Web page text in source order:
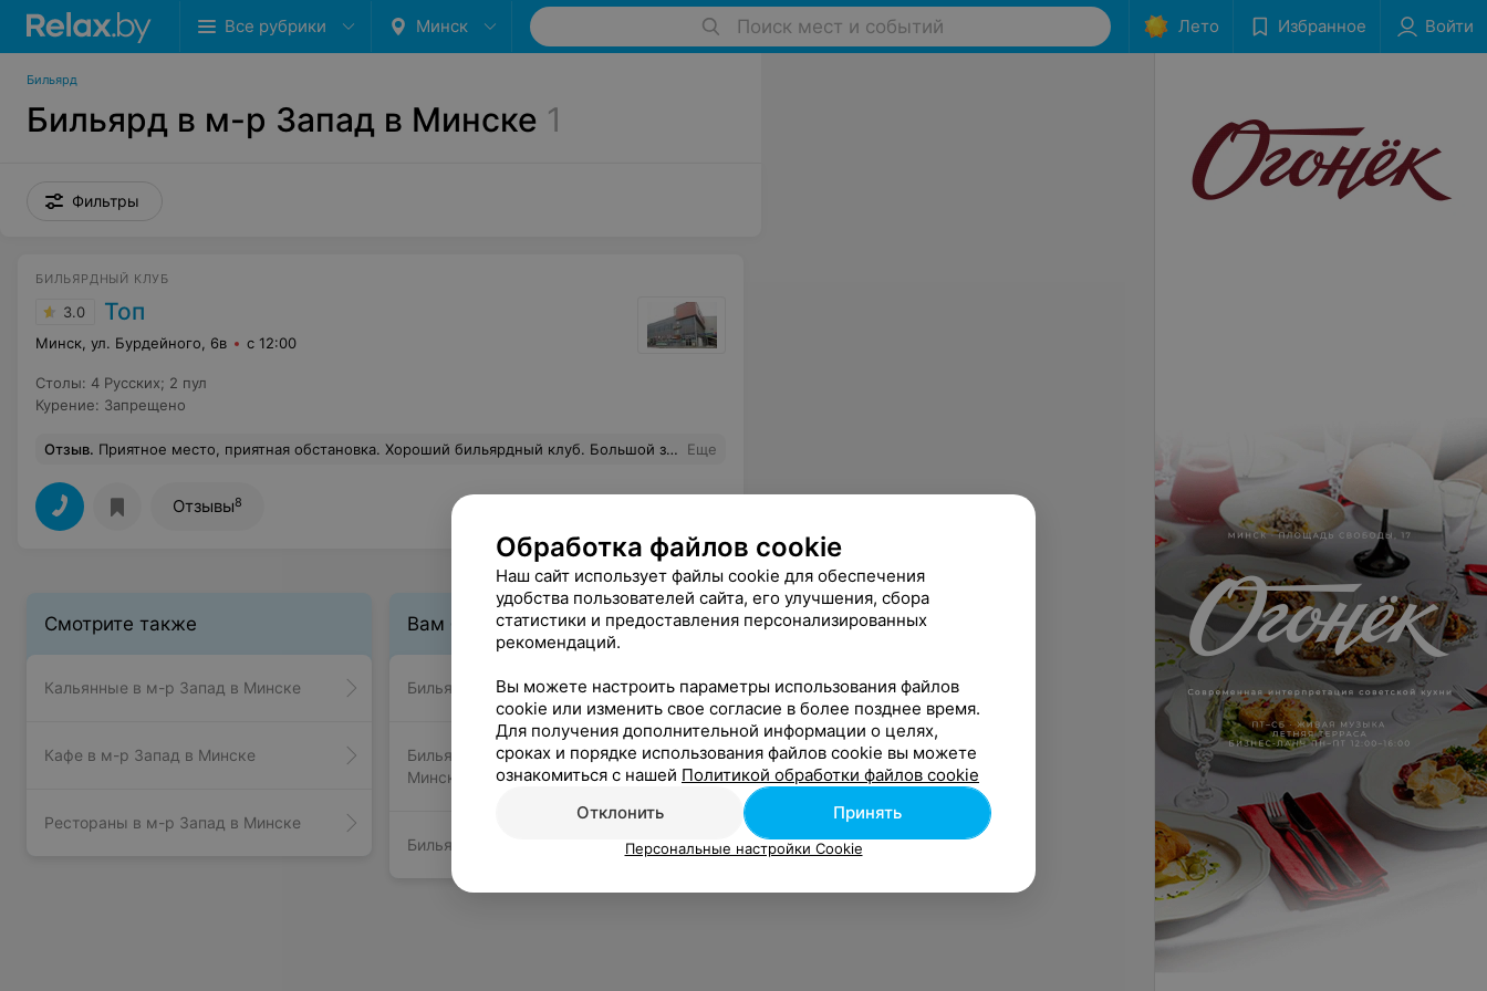
Все рубрики Минск Поиск мест и событий Лето Избранное Войти
Бильярд
Бильярд в м-р Запад в Минске 1
Фильтры
БИЛЬЯРДНЫЙ КЛУБ
3.0 Топ
Минск, ул. Бурдейного, 6в с 12:00
Столы: 4 Русских; 2 пул
Курение: Запрещено
Отзыв. Приятное место, приятная обстановка. Хороший бильярдный клуб. Большой зал. . Можно оплатить "по факту". Рекомендую. Еще
Отзывы8
Смотрите также
Кальянные в м-р Запад в Минске
Кафе в м-р Запад в Минске
Рестораны в м-р Запад в Минске
Вам будет интересно
Бильярд в м-р Чижовка в Минске
Бильярд в м-р Каменная Горка в
Минске
Бильярд в м-р Боровляны в Минске
Обработка файлов cookie
Наш сайт использует файлы cookie для обеспечения
удобства пользователей сайта, его улучшения, сбора
статистики и предоставления персонализированных
рекомендаций.
Вы можете настроить параметры использования файлов
cookie или изменить свое согласие в более позднее время.
Для получения дополнительной информации о целях,
сроках и порядке использования файлов cookie вы можете
ознакомиться с нашей Политикой обработки файлов cookie
Отклонить
Принять
Персональные настройки Cookie